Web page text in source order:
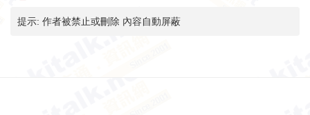
提示: 作者被禁止或刪除 內容自動屏蔽